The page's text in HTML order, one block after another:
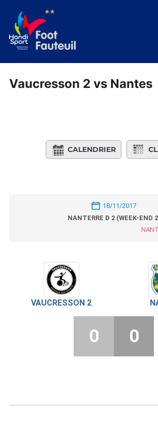
contenu
Vaucresson 2 vs Nantes
CALENDRIER
18/11/2017
NANTERRE D 2 (WEEK-END
VAUCRESSON 2
0 0